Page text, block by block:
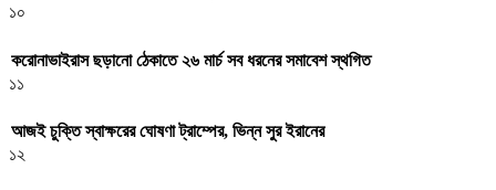
১০
করোনাভাইরাস ছড়ানো ঠেকাতে ২৬ মার্চ সব ধরনের সমাবেশ স্থগিত
১১
আজই চুক্তি স্বাক্ষরের ঘোষণা ট্রাম্পের, ভিন্ন সুর ইরানের
১২